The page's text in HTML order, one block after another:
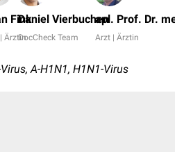
Fink
Ärztin
Daniel Vierbuchen
DocCheck Team
apl. Prof. Dr.
Arzt | Ärztin
A-H1N1, H1N1-Virus